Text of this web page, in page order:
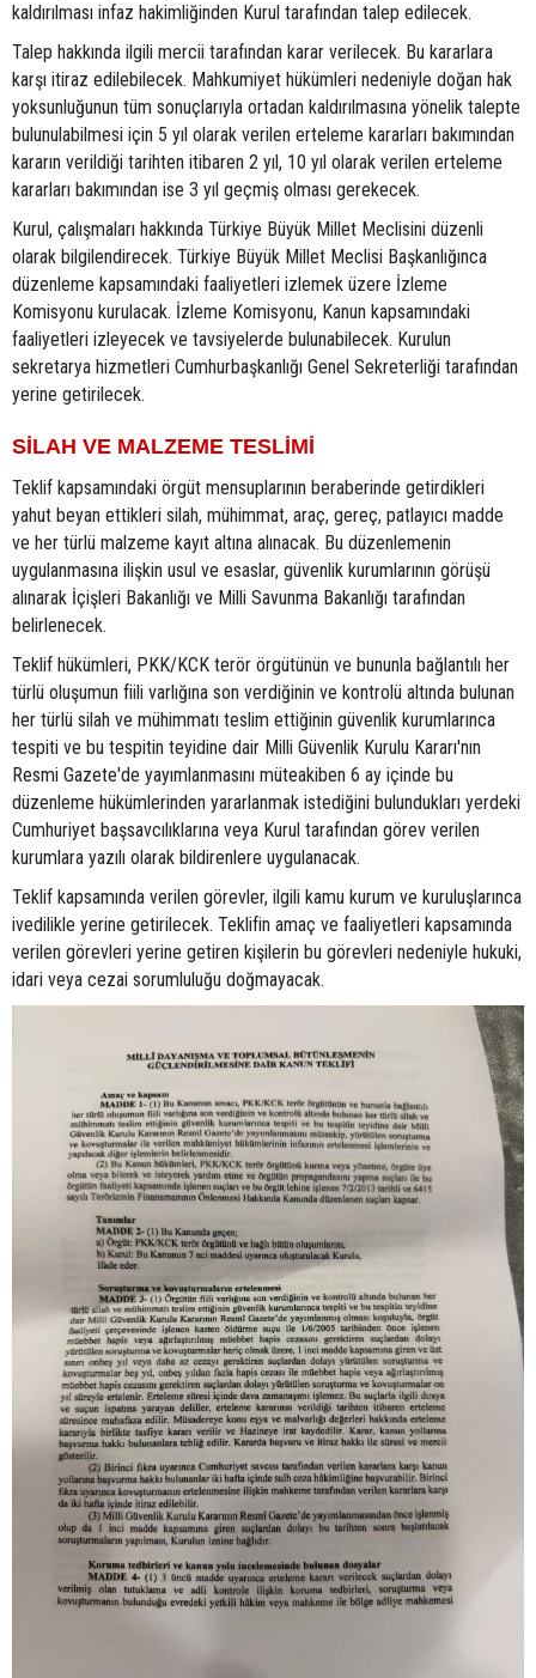
kaldırılması infaz hakimliğinden Kurul tarafından talep edilecek.
Talep hakkında ilgili mercii tarafından karar verilecek. Bu kararlara
karşı itiraz edilebilecek. Mahkumiyet hükümleri nedeniyle doğan hak
yoksunluğunun tüm sonuçlarıyla ortadan kaldırılmasına yönelik talepte
bulunulabilmesi için 5 yıl olarak verilen erteleme kararları bakımından
kararın verildiği tarihten itibaren 2 yıl, 10 yıl olarak verilen erteleme
kararları bakımından ise 3 yıl geçmiş olması gerekecek.
Kurul, çalışmaları hakkında Türkiye Büyük Millet Meclisini düzenli
olarak bilgilendirecek. Türkiye Büyük Millet Meclisi Başkanlığınca
düzenleme kapsamındaki faaliyetleri izlemek üzere İzleme
Komisyonu kurulacak. İzleme Komisyonu, Kanun kapsamındaki
faaliyetleri izleyecek ve tavsiyelerde bulunabilecek. Kurulun
sekretarya hizmetleri Cumhurbaşkanlığı Genel Sekreterliği tarafından
yerine getirilecek.
SİLAH VE MALZEME TESLİMİ
Teklif kapsamındaki örgüt mensuplarının beraberinde getirdikleri
yahut beyan ettikleri silah, mühimmat, araç, gereç, patlayıcı madde
ve her türlü malzeme kayıt altına alınacak. Bu düzenlemenin
uygulanmasına ilişkin usul ve esaslar, güvenlik kurumlarının görüşü
alınarak İçişleri Bakanlığı ve Milli Savunma Bakanlığı tarafından
belirlenecek.
Teklif hükümleri, PKK/KCK terör örgütünün ve bununla bağlantılı her
türlü oluşumun fiili varlığına son verdiğinin ve kontrolü altında bulunan
her türlü silah ve mühimmatı teslim ettiğinin güvenlik kurumlarınca
tespiti ve bu tespitin teyidine dair Milli Güvenlik Kurulu Kararı'nın
Resmi Gazete'de yayımlanmasını müteakiben 6 ay içinde bu
düzenleme hükümlerinden yararlanmak istediğini bulundukları yerdeki
Cumhuriyet başsavcılıklarına veya Kurul tarafından görev verilen
kurumlara yazılı olarak bildirenlere uygulanacak.
Teklif kapsamında verilen görevler, ilgili kamu kurum ve kuruluşlarınca
ivedilikle yerine getirilecek. Teklifin amaç ve faaliyetleri kapsamında
verilen görevleri yerine getiren kişilerin bu görevleri nedeniyle hukuki,
idari veya cezai sorumluluğu doğmayacak.